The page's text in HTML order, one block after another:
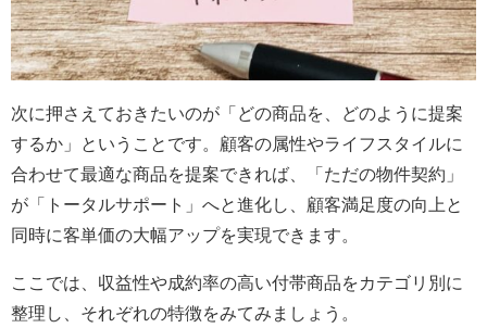
次に押さえておきたいのが「どの商品を、どのように提案
するか」ということです。顧客の属性やライフスタイルに
合わせて最適な商品を提案できれば、「ただの物件契約」
が「トータルサポート」へと進化し、顧客満足度の向上と
同時に客単価の大幅アップを実現できます。
ここでは、収益性や成約率の高い付帯商品をカテゴリ別に
整理し、それぞれの特徴をみてみましょう。